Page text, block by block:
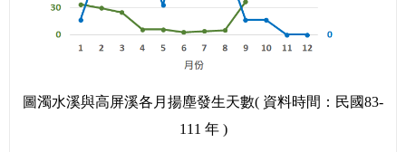
圖濁水溪與高屏溪各月揚塵發生天數( 資料時間：民國83-
111 年 )